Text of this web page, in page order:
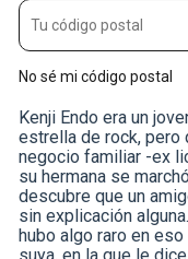
No sé mi código postal
Kenji Endo era un
estrella de rock, pero
negocio familiar -ex
su hermana se
descubre que un
sin explicación
hubo algo raro en